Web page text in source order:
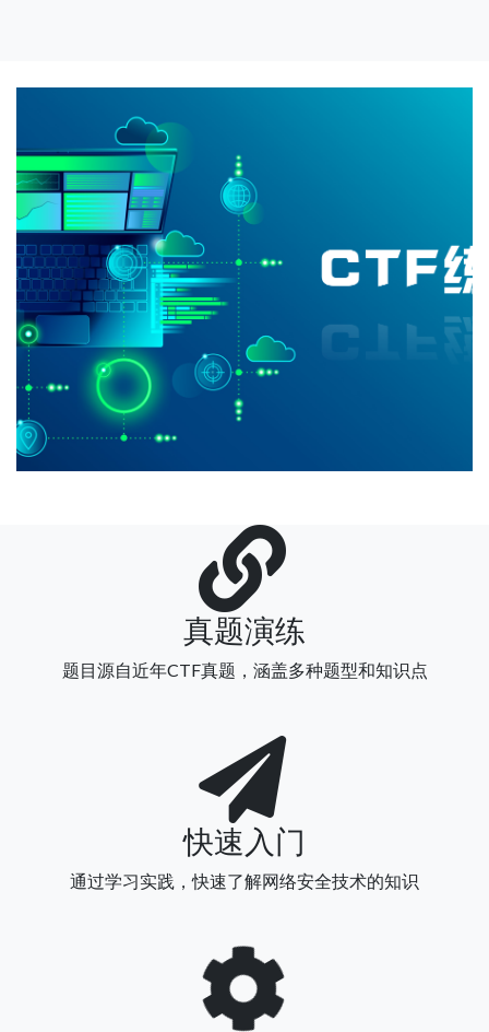
真题演练
题目源自近年CTF真题，涵盖多种题型和知识点
快速入门
通过学习实践，快速了解网络安全技术的知识
Web安全
使用php操作mysql
文件上传漏洞